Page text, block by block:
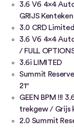
3.6 V6 4×4
GRIJS Kenteken
3.0 CRD
3.6 V6 4×4
/ FULL
3.6i LIMITED
Summit
21"
GEEN BPM !!!
trekgew / Grijs
2.0 Summit